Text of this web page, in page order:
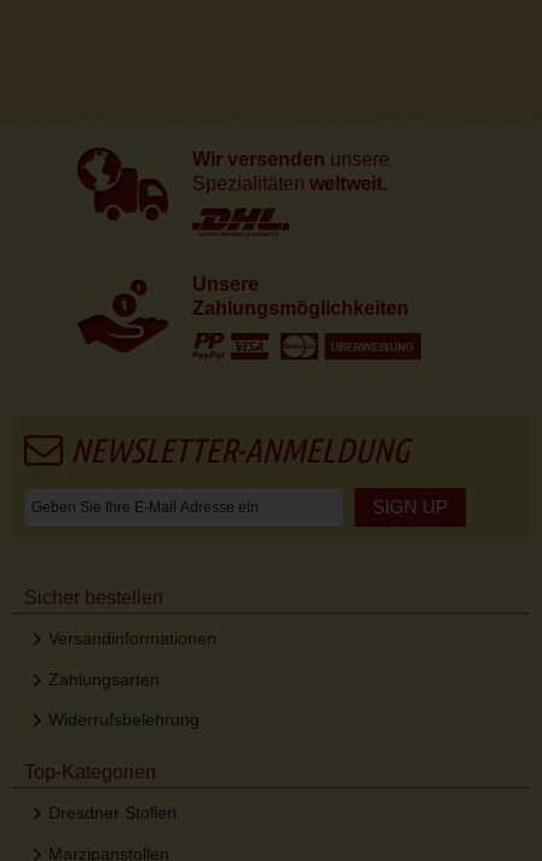
Wir versenden unsere
Spezialitäten weltweit.
Unsere
Zahlungsmöglichkeiten
NEWSLETTER-ANMELDUNG
SIGN UP
Sicher bestellen
Versandinformationen
Zahlungsarten
Widerrufsbelehrung
Top-Kategorien
Dresdner Stollen
Marzipanstollen